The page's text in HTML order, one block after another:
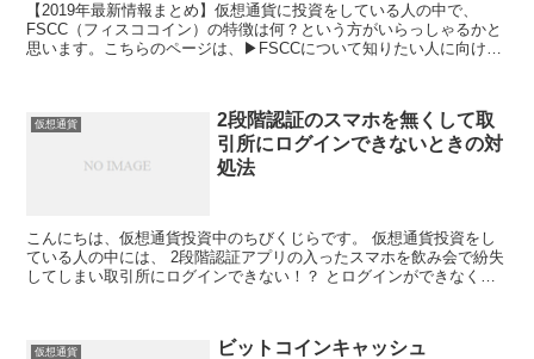
【2019年最新情報まとめ】仮想通貨に投資をしている人の中で、
FSCC（フィスココイン）の特徴は何？という方がいらっしゃるかと
思います。こちらのページは、▶FSCCについて知りたい人に向け
③XCP（Counterparty）プロトコルを使用した独自トークン
④JASDAQ上場のフィスコ株との違い）▶FSCCの将来性・オトクな
買い方をまとめました。FSCCの購入を検討している方は是非参考に
してみてください。初心者の方でも分かりやすく説明をしています。
仮想通貨
2段階認証のスマホを無くして取
引所にログインできないときの対
処法
こんにちは、仮想通貨投資中のちびくじらです。 仮想通貨投資をし
ている人の中には、 2段階認証アプリの入ったスマホを飲み会で紛失
してしまい取引所にログインできない！？ とログインができなくて
仮想通貨
ビットコインキャッシュ